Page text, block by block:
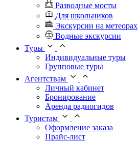
Разводные мосты
Для школьников
Экскурсии на метеорах
Водные экскурсии
Туры
Индивидуальные туры
Групповые туры
Агентствам
Личный кабинет
Бронирование
Аренда радиогидов
Туристам
Оформление заказа
Прайс-лист